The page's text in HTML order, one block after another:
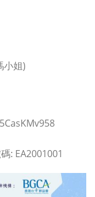
小姐)
: EA2001001